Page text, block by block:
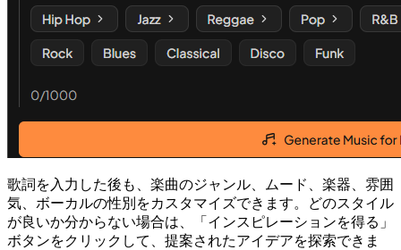
歌詞を入力した後も、楽曲のジャンル、ムード、楽器、雰囲
気、ボーカルの性別をカスタマイズできます。どのスタイル
が良いか分からない場合は、「インスピレーションを得る」
ボタンをクリックして、提案されたアイデアを探索できま